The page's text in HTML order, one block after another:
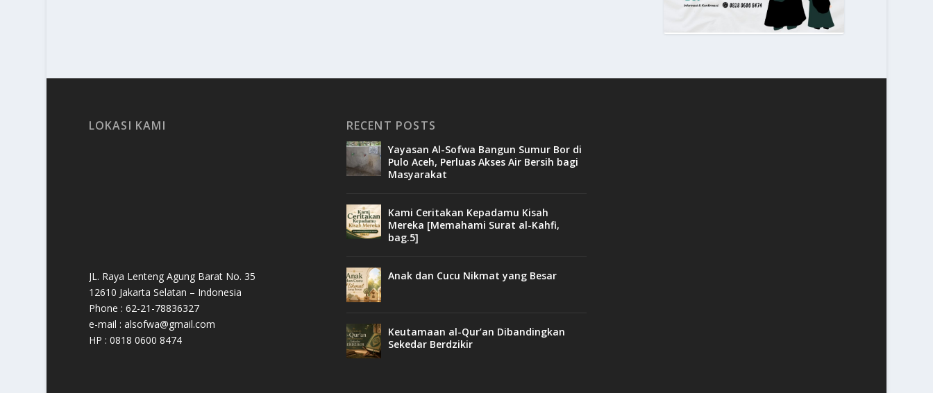
LOKASI KAMI
JL. Raya Lenteng Agung Barat No. 35
12610 Jakarta Selatan – Indonesia
Phone : 62-21-78836327
e-mail : alsofwa@gmail.com
HP : 0818 0600 8474
RECENT POSTS
Yayasan Al-Sofwa Bangun Sumur Bor di
Pulo Aceh, Perluas Akses Air Bersih bagi
Masyarakat
Kami Ceritakan Kepadamu Kisah
Mereka [Memahami Surat al-Kahfi,
bag.5]
Anak dan Cucu Nikmat yang Besar
Keutamaan al-Qur’an Dibandingkan
Sekedar Berdzikir